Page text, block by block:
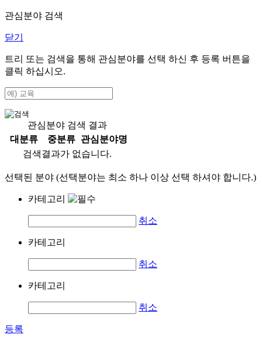
관심분야 검색
닫기
트리 또는 검색을 통해 관심분야를 선택 하신 후 등록 버튼을
클릭 하십시오.
관심분야 검색 결과
대분류
중분류
관심분야명
검색결과가 없습니다.
선택된 분야 (선택분야는 최소 하나 이상 선택 하셔야 합니다.)
카테고리
취소
카테고리
취소
카테고리
취소
등록